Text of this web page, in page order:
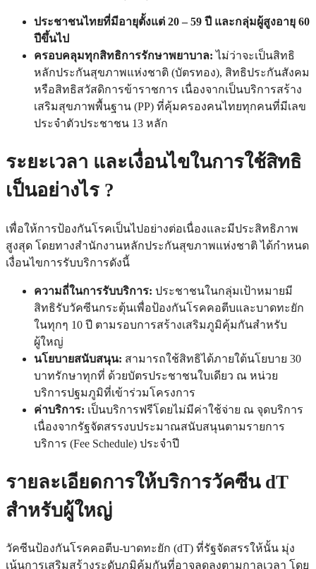
ประชาชนไทยที่มีอายุตั้งแต่ 20 – 59 ปี และกลุ่มผู้สูงอายุ 60
ปีขึ้นไป
ครอบคลุมทุกสิทธิการรักษาพยาบาล: ไม่ว่าจะเป็นสิทธิ
หลักประกันสุขภาพแห่งชาติ (บัตรทอง), สิทธิประกันสังคม
หรือสิทธิสวัสดิการข้าราชการ เนื่องจากเป็นบริการสร้าง
เสริมสุขภาพพื้นฐาน (PP) ที่คุ้มครองคนไทยทุกคนที่มีเลข
ประจำตัวประชาชน 13 หลัก
ระยะเวลา และเงื่อนไขในการใช้สิทธิ
เป็นอย่างไร ?
เพื่อให้การป้องกันโรคเป็นไปอย่างต่อเนื่องและมีประสิทธิภาพ
สูงสุด โดยทางสำนักงานหลักประกันสุขภาพแห่งชาติ ได้กำหนด
เงื่อนไขการรับบริการดังนี้
ความถี่ในการรับบริการ: ประชาชนในกลุ่มเป้าหมายมี
สิทธิรับวัคซีนกระตุ้นเพื่อป้องกันโรคคอตีบและบาดทะยัก
ในทุกๆ 10 ปี ตามรอบการสร้างเสริมภูมิคุ้มกันสำหรับ
ผู้ใหญ่
นโยบายสนับสนุน: สามารถใช้สิทธิได้ภายใต้นโยบาย 30
บาทรักษาทุกที่ ด้วยบัตรประชาชนใบเดียว ณ หน่วย
บริการปฐมภูมิที่เข้าร่วมโครงการ
ค่าบริการ: เป็นบริการฟรีโดยไม่มีค่าใช้จ่าย ณ จุดบริการ
เนื่องจากรัฐจัดสรรงบประมาณสนับสนุนตามรายการ
บริการ (Fee Schedule) ประจำปี
รายละเอียดการให้บริการวัคซีน dT
สำหรับผู้ใหญ่
วัคซีนป้องกันโรคคอตีบ-บาดทะยัก (dT) ที่รัฐจัดสรรให้นั้น มุ่ง
เน้นการเสริมสร้างระดับภูมิคุ้มกันที่อาจลดลงตามกาลเวลา โดย